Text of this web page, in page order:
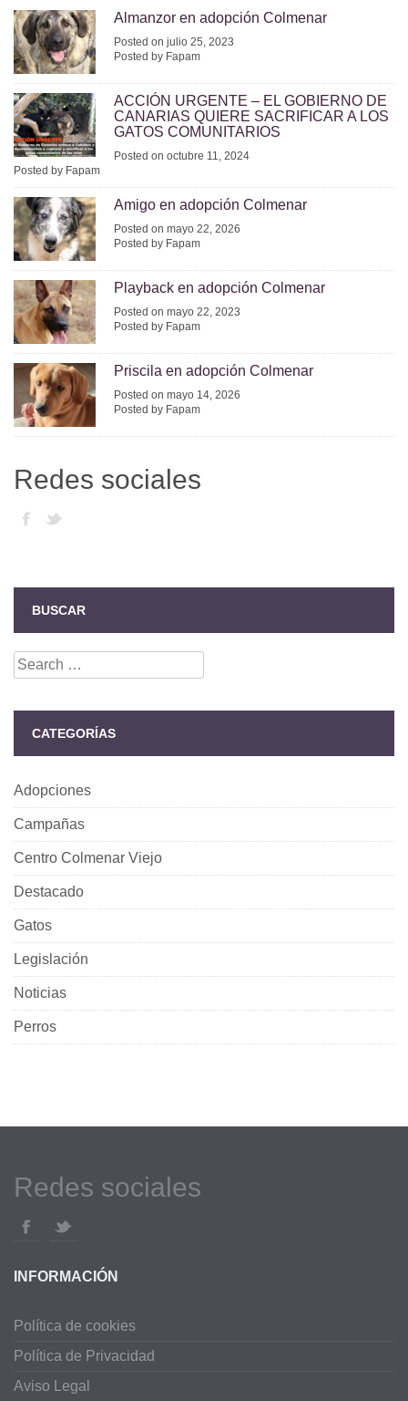
Almanzor en adopción Colmenar
Posted on julio 25, 2023
Posted by Fapam
ACCIÓN URGENTE – EL GOBIERNO DE
CANARIAS QUIERE SACRIFICAR A LOS
GATOS COMUNITARIOS
Posted on octubre 11, 2024
Posted by Fapam
Amigo en adopción Colmenar
Posted on mayo 22, 2026
Posted by Fapam
Playback en adopción Colmenar
Posted on mayo 22, 2023
Posted by Fapam
Priscila en adopción Colmenar
Posted on mayo 14, 2026
Posted by Fapam
Redes sociales
BUSCAR
Search
for:
CATEGORÍAS
Adopciones
Campañas
Centro Colmenar Viejo
Destacado
Gatos
Legislación
Noticias
Perros
Redes sociales
INFORMACIÓN
Política de cookies
Política de Privacidad
Aviso Legal